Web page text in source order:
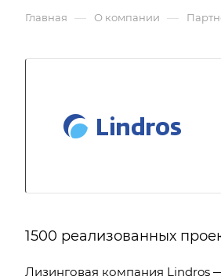
Главная — О компании —
1500 реализованных
Лизинговая компания Lindros